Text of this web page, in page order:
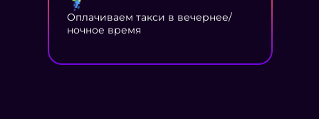
Оплачиваем такси в вечернее/
ночное время